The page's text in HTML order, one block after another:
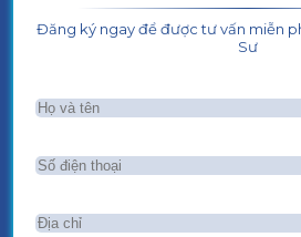
Đăng ký ngay để được tư vấn miễn
Sư